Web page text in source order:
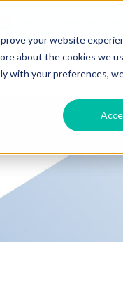
your website
about the cookies we
with your preferences,
Saiba mais sobre
Simulador